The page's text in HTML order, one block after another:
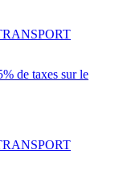
de taxes sur le